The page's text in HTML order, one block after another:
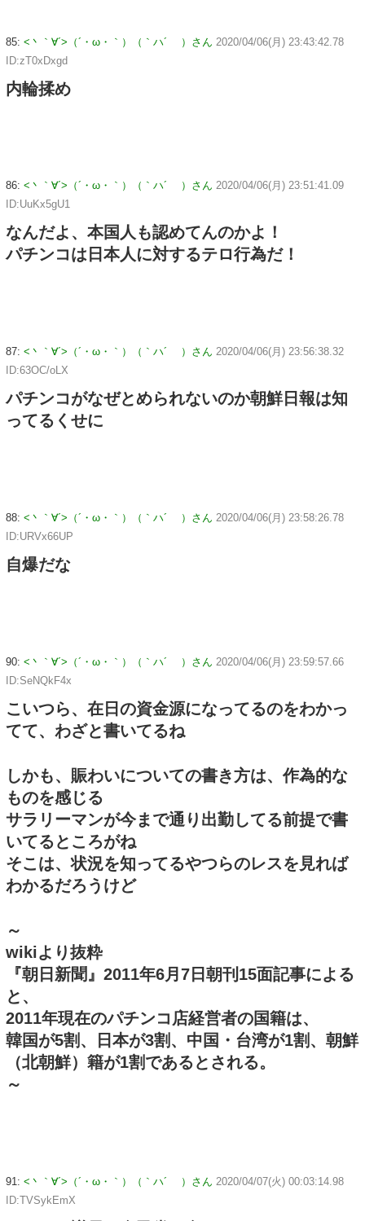
85: <丶｀∀´>（´・ω・｀）（｀ハ´ ）さん 2020/04/06(月) 23:43:42.78
ID:zT0xDxgd
内輪揉め
86: <丶｀∀´>（´・ω・｀）（｀ハ´ ）さん 2020/04/06(月) 23:51:41.09
ID:UuKx5gU1
なんだよ、本国人も認めてんのかよ！
パチンコは日本人に対するテロ行為だ！
87: <丶｀∀´>（´・ω・｀）（｀ハ´ ）さん 2020/04/06(月) 23:56:38.32
ID:63OC/oLX
パチンコがなぜとめられないのか朝鮮日報は知
ってるくせに
88: <丶｀∀´>（´・ω・｀）（｀ハ´ ）さん 2020/04/06(月) 23:58:26.78
ID:URVx66UP
自爆だな
90: <丶｀∀´>（´・ω・｀）（｀ハ´ ）さん 2020/04/06(月) 23:59:57.66
ID:SeNQkF4x
こいつら、在日の資金源になってるのをわかっ
てて、わざと書いてるね
しかも、賑わいについての書き方は、作為的な
ものを感じる
サラリーマンが今まで通り出勤してる前提で書
いてるところがね
そこは、状況を知ってるやつらのレスを見れば
わかるだろうけど
～
wikiより抜粋
『朝日新聞』2011年6月7日朝刊15面記事による
と、
2011年現在のパチンコ店経営者の国籍は、
韓国が5割、日本が3割、中国・台湾が1割、朝鮮
（北朝鮮）籍が1割であるとされる。
～
91: <丶｀∀´>（´・ω・｀）（｀ハ´ ）さん 2020/04/07(火) 00:03:14.98
ID:TVSykEmX